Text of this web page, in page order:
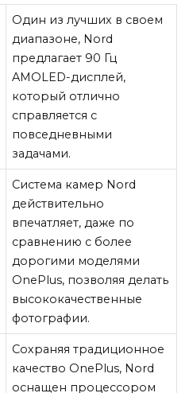
Один из лучших в своем
диапазоне, Nord
предлагает 90 Гц
AMOLED-дисплей,
который отлично
справляется с
повседневными
задачами.
Система камер Nord
действительно
впечатляет, даже по
сравнению с более
дорогими моделями
OnePlus, позволяя делать
высококачественные
фотографии.
Сохраняя традиционное
качество OnePlus, Nord
оснащен процессором